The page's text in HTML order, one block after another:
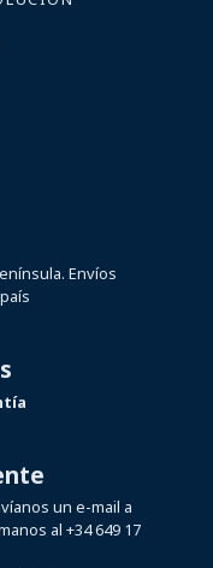
Envíos
un e-mail a
al +34 649 17